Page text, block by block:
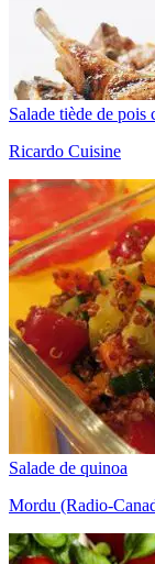
Salade tiède de pois
Ricardo Cuisine
Salade de quinoa
Mordu (Radio-